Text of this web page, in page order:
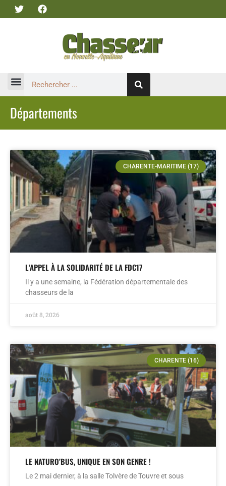
Départements
CHARENTE-MARITIME (17)
L’APPEL À LA SOLIDARITÉ DE LA FDC17
Il y a une semaine, la Fédération départementale des
chasseurs de la
août 8, 2026
CHARENTE (16)
LE NATURO’BUS, UNIQUE EN SON GENRE !
Le 2 mai dernier, à la salle Tolvère de Touvre et sous